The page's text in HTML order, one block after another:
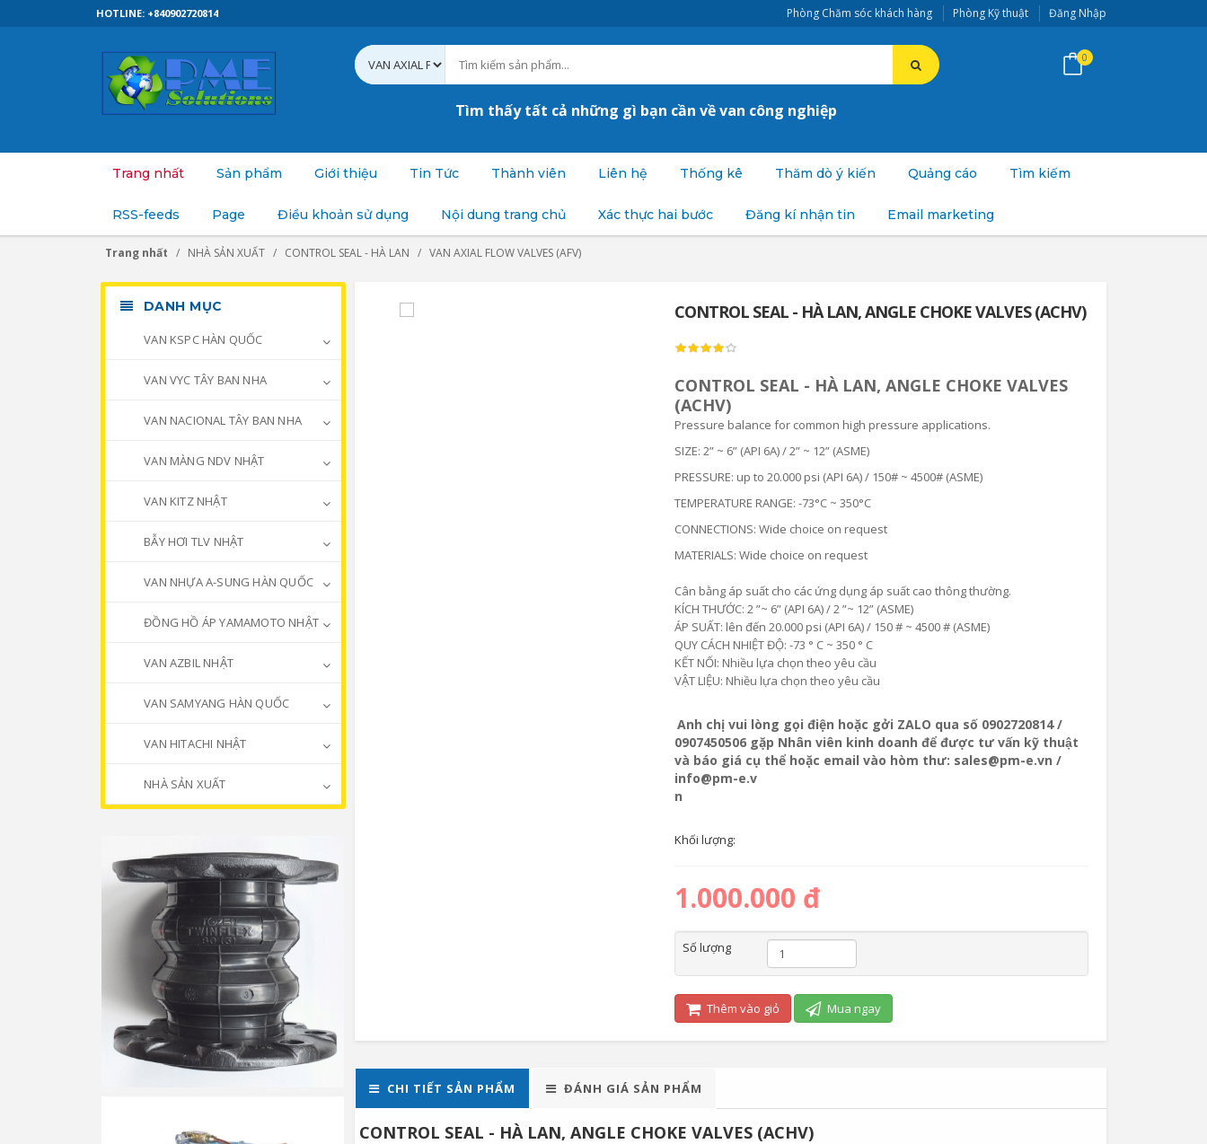
Phòng Chăm sóc khách hàng Phòng Kỹ thuật Đăng Nhập
HOTLINE: +840902720814
Tìm thấy tất cả những gì bạn cần về van công nghiệp
0
Trang nhất Sản phẩm Giới thiệu Tin Tức Thành viên Liên hệ Thống kê Thăm dò ý kiến Quảng cáo Tìm kiếm
RSS-feeds Page Điều khoản sử dụng Nội dung trang chủ Xác thực hai bước Đăng kí nhận tin Email marketing
Trang nhất NHÀ SẢN XUẤT CONTROL SEAL - HÀ LAN VAN AXIAL FLOW VALVES (AFV)
CONTROL SEAL - HÀ LAN, ANGLE CHOKE VALVES (ACHV)
CONTROL SEAL - HÀ LAN, ANGLE CHOKE VALVES
(ACHV)
Pressure balance for common high pressure applications.
SIZE: 2” ~ 6” (API 6A) / 2” ~ 12” (ASME)
PRESSURE: up to 20.000 psi (API 6A) / 150# ~ 4500# (ASME)
TEMPERATURE RANGE: -73°C ~ 350°C
CONNECTIONS: Wide choice on request
MATERIALS: Wide choice on request
Cân bằng áp suất cho các ứng dụng áp suất cao thông thường.
KÍCH THƯỚC: 2 ”~ 6” (API 6A) / 2 ”~ 12” (ASME)
ÁP SUẤT: lên đến 20.000 psi (API 6A) / 150 # ~ 4500 # (ASME)
QUY CÁCH NHIỆT ĐỘ: -73 ° C ~ 350 ° C
KẾT NỐI: Nhiều lựa chọn theo yêu cầu
VẬT LIỆU: Nhiều lựa chọn theo yêu cầu
Anh chị vui lòng gọi điện hoặc gởi ZALO qua số 0902720814 /
0907450506 gặp Nhân viên kinh doanh để được tư vấn kỹ thuật
và báo giá cụ thể hoặc email vào hòm thư: sales@pm-e.vn /
info@pm-e.v
n
Khối lượng:
1.000.000 đ
Số lượng
Thêm vào giỏ Mua ngay
CHI TIẾT SẢN PHẨM ĐÁNH GIÁ SẢN PHẨM
CONTROL SEAL - HÀ LAN, ANGLE CHOKE VALVES (ACHV)
DANH MỤC
VAN KSPC HÀN QUỐC
VAN VYC TÂY BAN NHA
VAN NACIONAL TÂY BAN NHA
VAN MÀNG NDV NHẬT
VAN KITZ NHẬT
BẪY HƠI TLV NHẬT
VAN NHỰA A-SUNG HÀN QUỐC
ĐỒNG HỒ ÁP YAMAMOTO NHẬT
VAN AZBIL NHẬT
VAN SAMYANG HÀN QUỐC
VAN HITACHI NHẬT
NHÀ SẢN XUẤT